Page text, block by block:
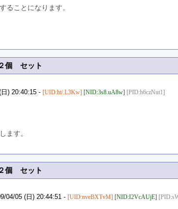
ることになります。
個 セット
) 20:40:15 - [UID:ht/.L3Kw] [NID:3s8.uA8w] [PID:h6czNut1]
ます。
個 セット
04/05 (日) 20:44:51 - [UID:nveBXTvM] [NID:I2VcAUjE]